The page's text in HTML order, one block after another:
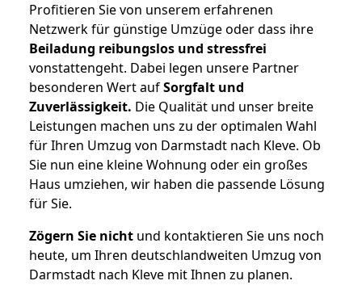
Profitieren Sie von unserem erfahrenen
Netzwerk für günstige Umzüge oder dass ihre
Beiladung reibungslos und stressfrei
vonstattengeht. Dabei legen unsere Partner
besonderen Wert aufSorgfalt und
Zuverlässigkeit. Die Qualität und unser breite
Leistungen machen uns zu der optimalen Wahl
für Ihren Umzug von Darmstadt nach Kleve. Ob
Sie nun eine kleine Wohnung oder ein großes
Haus umziehen, wir haben die passende Lösung
für Sie.
Zögern Sie nicht und kontaktieren Sie uns noch
heute, um Ihren deutschlandweiten Umzug von
Darmstadt nach Kleve mit Ihnen zu planen.